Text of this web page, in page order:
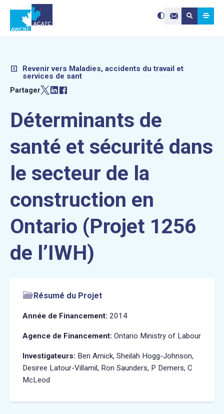
Contactez-
Search site:
Submit
Utilisez
les
flèches
haut
servir
gestes
Revenir vers Maladies, accidents du travail et
services de sant
Partager
Déterminants de
santé et sécurité dans
le secteur de la
construction en
Ontario (Projet 1256
de l’IWH)
Résumé du Projet
Année de Financement: 2014
Agence de Financement: Ontario Ministry of Labour
Investigateurs: Ben Amick, Sheilah Hogg-Johnson,
Desiree Latour-Villamil, Ron Saunders, P Demers, C
McLeod